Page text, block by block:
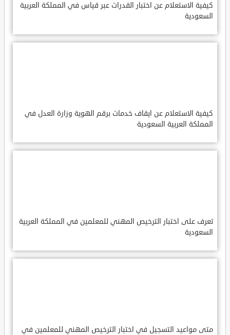
كيفية الاستعلام عن اختبار القدرات عبر قياس في المملكة العربية
السعودية
كيفية الاستعلام عن ايقاف خدمات برقم الهوية وزارة العدل في
المملكة العربية السعودية
تعرف على اختبار الترخيص المهني للمعلمين في المملكة العربية
السعودية
متى مواعيد التسجيل في اختبار الترخيص المهني للمعلمين في